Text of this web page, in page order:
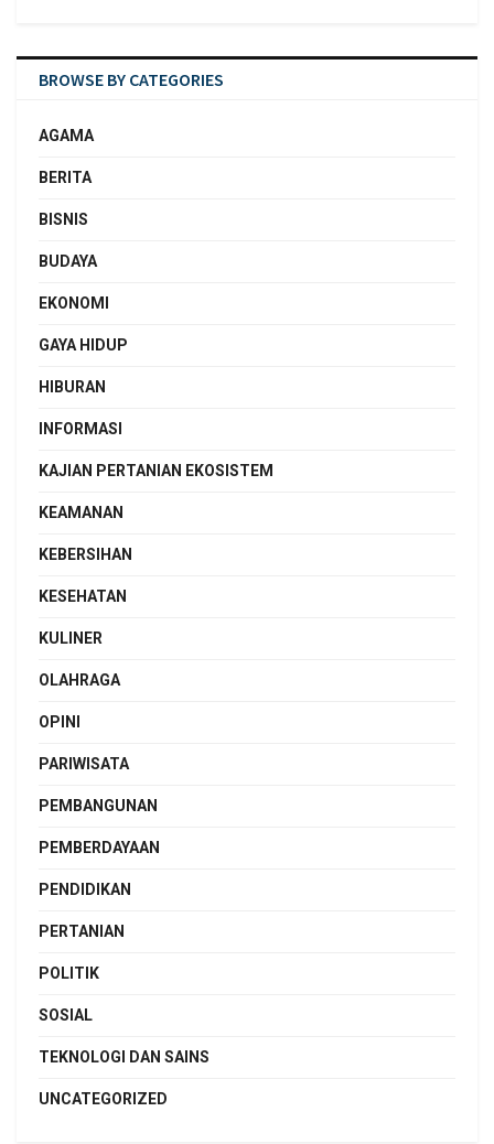
BROWSE BY CATEGORIES
AGAMA
BERITA
BISNIS
BUDAYA
EKONOMI
GAYA HIDUP
HIBURAN
INFORMASI
KAJIAN PERTANIAN EKOSISTEM
KEAMANAN
KEBERSIHAN
KESEHATAN
KULINER
OLAHRAGA
OPINI
PARIWISATA
PEMBANGUNAN
PEMBERDAYAAN
PENDIDIKAN
PERTANIAN
POLITIK
SOSIAL
TEKNOLOGI DAN SAINS
UNCATEGORIZED